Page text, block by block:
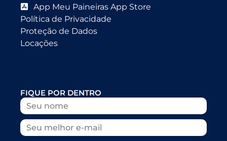
App Meu Paineiras App Store
Política de Privacidade
Proteção de Dados
Locações
FIQUE POR DENTRO